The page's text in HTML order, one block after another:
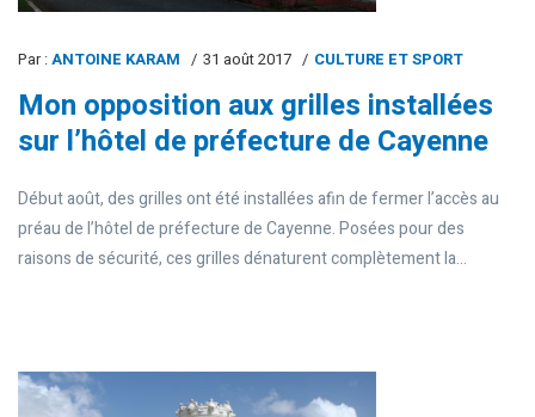
Par :ANTOINE KARAM 31 août 2017 CULTURE ET SPORT
Mon opposition aux grilles installées
sur l’hôtel de préfecture de Cayenne
Début août, des grilles ont été installées afin de fermer l’accès au
préau de l’hôtel de préfecture de Cayenne. Posées pour des
raisons de sécurité, ces grilles dénaturent complètement la...